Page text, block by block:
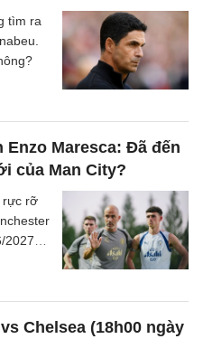
tìm ra
Enzo Maresca: Đã đến
của Man City?
rực rỡ
2027
Chelsea (18h00 ngày